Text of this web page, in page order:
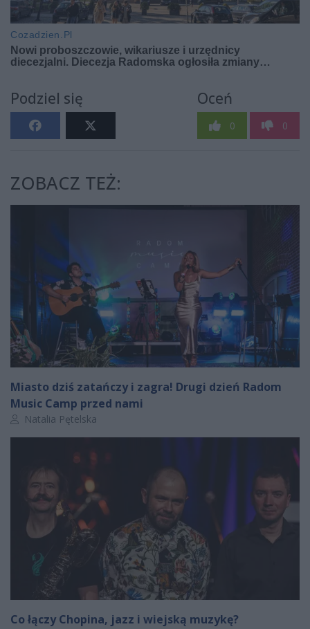
Podziel się Oceń
0 0
ZOBACZ TEŻ:
Miasto dziś zatańczy i zagra! Drugi dzień Radom
Music Camp przed nami
Autor artykułu:
Natalia Pętelska
Co łączy Chopina, jazz i wiejską muzykę?